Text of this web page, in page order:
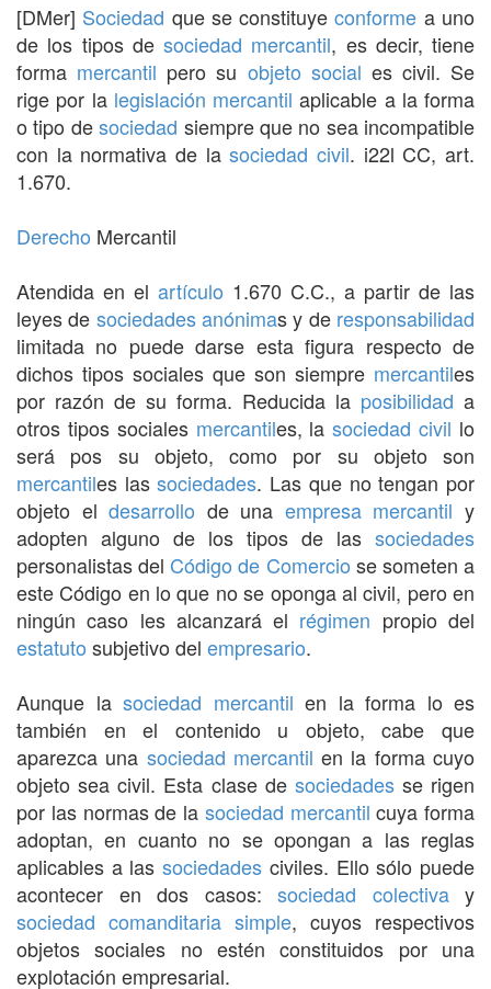
[DMer] Sociedad que se constituyeconforme a uno
de los tipos de sociedad mercantil, es decir, tiene
forma mercantil pero su objeto social es civil. Se
rige por la legislación mercantil aplicable a la forma
o tipo desociedad siempre que no sea incompatible
con la normativa de lasociedad civil. i22l CC, art.
1.670.
Derecho Mercantil
Atendida en el artículo 1.670 C.C., a partir de las
leyes de sociedades anónimas y de responsabilidad
limitada no puede darse esta figura respecto de
dichos tipos sociales que son siempre mercantiles
por razón de su forma. Reducida la posibilidad a
otros tipos sociales mercantiles, lasociedad civil lo
será pos su objeto, como por su objeto son
mercantiles lassociedades. Las que no tengan por
objeto eldesarrollo de una empresa mercantil y
adopten alguno de los tipos de las sociedades
personalistas del Código de Comercio se someten a
este Código en lo que no se oponga al civil, pero en
ningún caso les alcanzará el régimen propio del
estatuto subjetivo del empresario.
Aunque la sociedad mercantil en la forma lo es
también en el contenido u objeto, cabe que
aparezca una sociedad mercantil en la forma cuyo
objeto sea civil. Esta clase de sociedadesse rigen
por las normas de la sociedad mercantil cuya forma
adoptan, en cuanto no se opongan a las reglas
aplicables a lassociedades civiles. Ello sólo puede
acontecer en dos casos: sociedad colectivay
sociedad comanditaria simple, cuyos respectivos
objetos sociales no estén constituidos por una
explotación empresarial.